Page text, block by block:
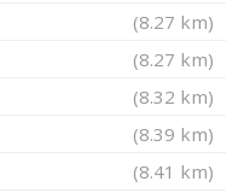
(8.27 km)
(8.27 km)
(8.32 km)
(8.39 km)
(8.41 km)